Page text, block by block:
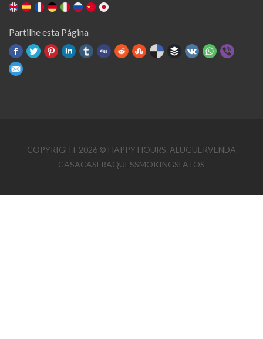
Partilhe esta Página
COPYRIGHT 2026 © HAPPY HOURS. ALUGUERVENDA
CASACASFRAQUESSMOKINGSFATOS